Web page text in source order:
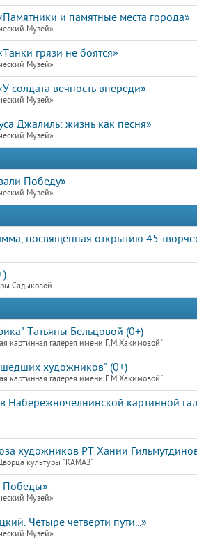
и памятные места города»
Музей»
грязи не боятся»
Музей»
солдата вечность впереди»
Музей»
Джалиль: жизнь как песня»
Музей»
Победу»
Музей»
посвященная открытию 45
Садыковой
Татьяны Бельцовой (0+)
картинная галерея имени Г.М.Хакимовой"
художников" (0+)
картинная галерея имени Г.М.Хакимовой"
Набережночелнинской картинной
художников РТ Хании
культуры "КАМАЗ"
Победы»
Музей»
Четыре четверти пути...»
Музей»